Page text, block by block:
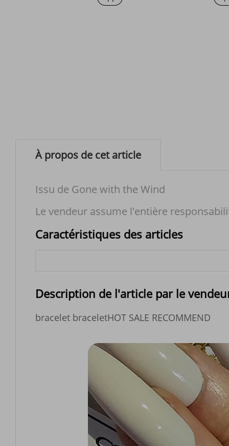
À propos de cet article
Issu de Gone with the Wind
Le vendeur assume l'entière
Caractéristiques des articles
Description de l'article par le
bracelet braceletHOT SALE RECOMMEND